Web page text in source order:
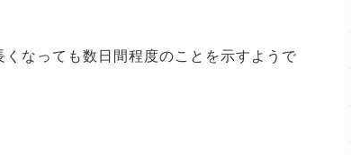
なっても数日間程度のことを示すようで